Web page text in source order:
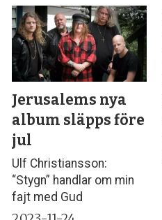
Jerusalems nya
album släpps före
jul
Ulf Christiansson:
“Stygn” handlar om min
fajt med Gud